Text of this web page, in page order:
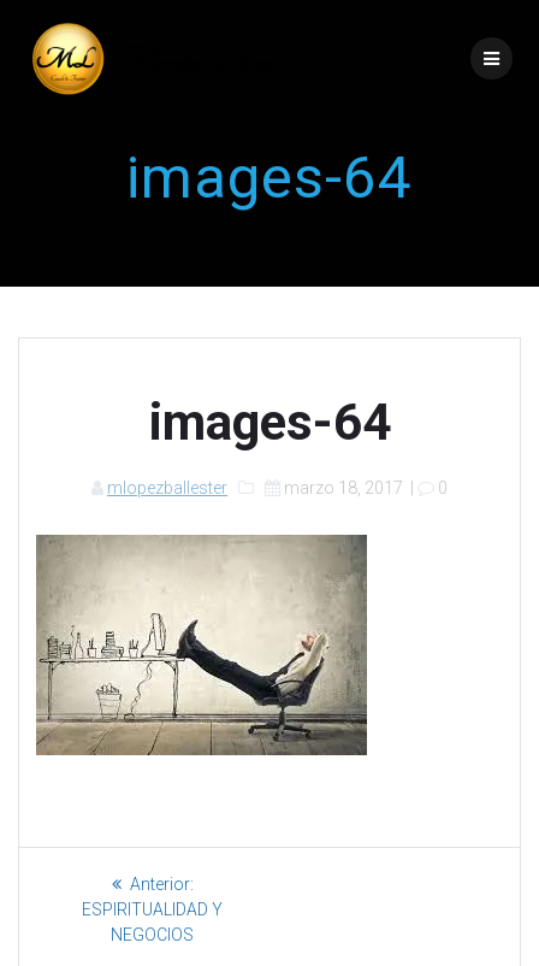
images-64
images-64
mlopezballester marzo 18, 2017 0
Anterior:
ESPIRITUALIDAD Y
NEGOCIOS